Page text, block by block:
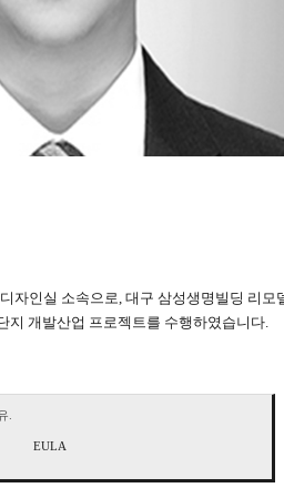
자인실 소속으로, 대구 삼성생명빌딩 리모
지 개발산업 프로젝트를 수행하였습니다.
.
EULA